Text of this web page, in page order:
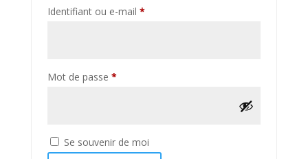
Identifiant ou e-mail *Obligatoire
Mot de passe *Obligatoire
Se souvenir de moi